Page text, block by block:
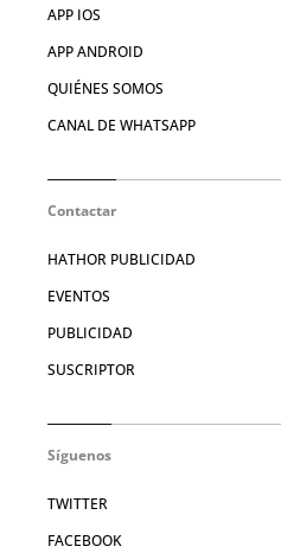
APP IOS
APP ANDROID
QUIÉNES SOMOS
CANAL DE WHATSAPP
Contactar
HATHOR PUBLICIDAD
EVENTOS
PUBLICIDAD
SUSCRIPTOR
Síguenos
TWITTER
FACEBOOK